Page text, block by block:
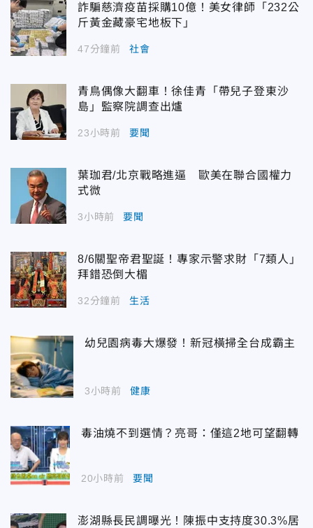
詐騙慈濟疫苗採購10億！美女律師「232公
斤黃金藏豪宅地板下」
47分鐘前 社會
青鳥偶像大翻車！徐佳青「帶兒子登東沙
島」監察院調查出爐
23小時前 要聞
葉珈君/北京戰略進逼 歐美在聯合國權力
式微
3小時前 要聞
8/6關聖帝君聖誕！專家示警求財「7類人」
拜錯恐倒大楣
32分鐘前 生活
幼兒園病毒大爆發！新冠橫掃全台成霸主
3小時前 健康
毒油燒不到選情？亮哥：僅這2地可望翻轉
20小時前 要聞
澎湖縣長民調曝光！陳振中支持度30.3%居